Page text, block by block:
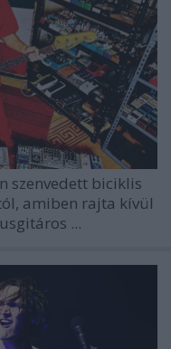
szenvedett biciklis
amiben rajta kívül
...